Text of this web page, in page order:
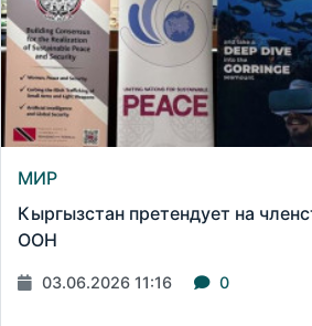
МИР
Кыргызстан претендует на
ООН
03.06.2026 11:16 0